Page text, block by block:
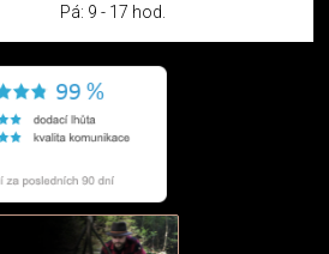
Pá: 9 - 17 hod.